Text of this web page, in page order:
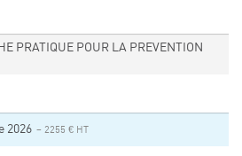
DE FORMATION
PRATIQUE POUR LA PREVENTION
2026 – 2255 € HT